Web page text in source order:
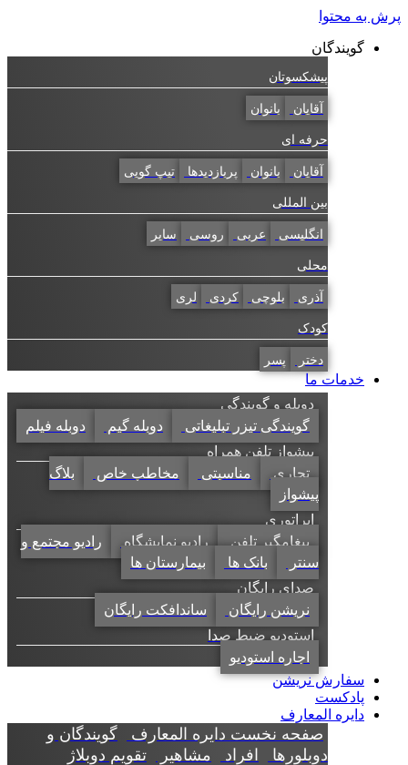
پرش به محتوا
گویندگان
پیشکسوتان
آقایان بانوان
حرفه ای
آقایان بانوان پربازدیدها تیپ گویی
بین المللی
انگلیسی عربی روسی سایر
محلی
آذری بلوچی کردی لری
کودک
دختر پسر
خدمات ما
دوبله و گویندگی
گویندگی تیزر تبلیغاتی
دوبله گیم
دوبله فیلم
پیشواز تلفن همراه
تجاری
مناسبتی مخاطب خاص
بلاگ
پیشواز
اپراتوری
پیغامگیر تلفن
رادیو نمایشگاه
رادیو مجتمع و
سنتر
بانک ها
بیمارستان ها
صدای رایگان
نریشن رایگان
ساندافکت رایگان
استودیو ضبط صدا
اجاره استودیو
سفارش نریشن
پادکست
دایره المعارف
صفحه نخست دایره المعارف
گویندگان و
دوبلورها
افراد مشاهیر
تقویم دوبلاژ